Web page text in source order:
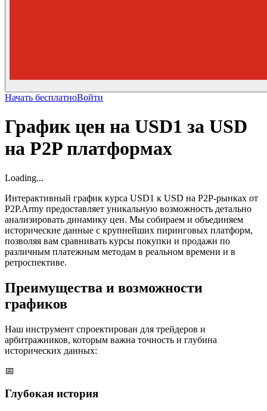
Начать бесплатноВойти
График цен на USD1 за USD
на P2P платформах
Loading...
Интерактивный график курса USD1 к USD на P2P-рынках от
P2P.Army предоставляет уникальную возможность детально
анализировать динамику цен. Мы собираем и объединяем
исторические данные с крупнейших пиринговых платформ,
позволяя вам сравнивать курсы покупки и продажи по
различным платежным методам в реальном времени и в
ретроспективе.
Преимущества и возможности
графиков
Наш инструмент спроектирован для трейдеров и
арбитражников, которым важна точность и глубина
исторических данных:
📅
Глубокая история